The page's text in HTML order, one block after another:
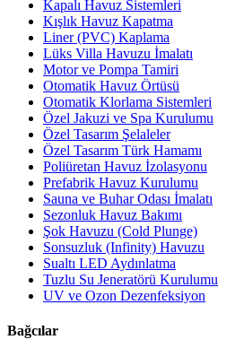
Kapalı Havuz Sistemleri
Kışlık Havuz Kapatma
Liner (PVC) Kaplama
Lüks Villa Havuzu İmalatı
Motor ve Pompa Tamiri
Otomatik Havuz Örtüsü
Otomatik Klorlama Sistemleri
Özel Jakuzi ve Spa Kurulumu
Özel Tasarım Şelaleler
Özel Tasarım Türk Hamamı
Poliüretan Havuz İzolasyonu
Prefabrik Havuz Kurulumu
Sauna ve Buhar Odası İmalatı
Sezonluk Havuz Bakımı
Şok Havuzu (Cold Plunge)
Sonsuzluk (Infinity) Havuzu
Sualtı LED Aydınlatma
Tuzlu Su Jeneratörü Kurulumu
UV ve Ozon Dezenfeksiyon
Bağcılar